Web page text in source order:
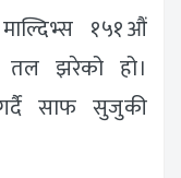
१५१औं
तल झरेको हो।
साफ सुजुकी